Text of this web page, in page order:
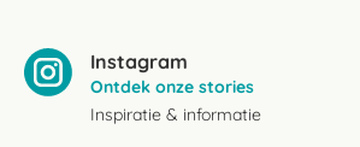
Instagram
Ontdek onze stories
Inspiratie & informatie